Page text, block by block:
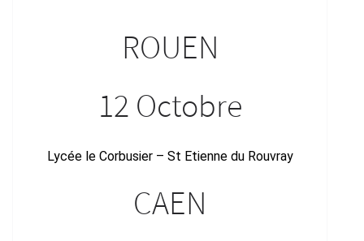
ROUEN
12 Octobre
Lycée le Corbusier – St Etienne du Rouvray
CAEN